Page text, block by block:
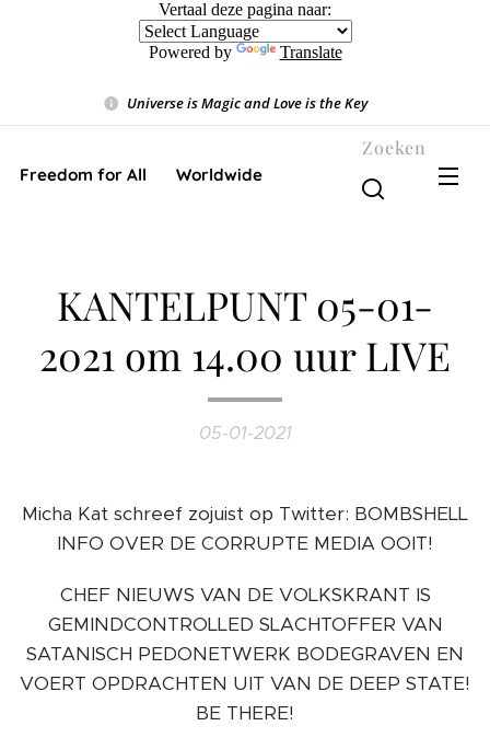
Vertaal deze pagina naar:
Powered by Translate
Universe is Magic and Love is the Key❤️
Freedom for All ❤️ Worldwide
Zoeken
KANTELPUNT 05-01-
2021 om 14.00 uur LIVE
05-01-2021
Micha Kat schreef zojuist op Twitter: BOMBSHELL
INFO OVER DE CORRUPTE MEDIA OOIT!
CHEF NIEUWS VAN DE VOLKSKRANT IS
GEMINDCONTROLLED SLACHTOFFER VAN
SATANISCH PEDONETWERK BODEGRAVEN EN
VOERT OPDRACHTEN UIT VAN DE DEEP STATE!
BE THERE!